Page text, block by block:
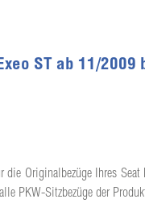
ST ab 11/
die Originalbezüge Ihres
PKW-Sitzbezüge der